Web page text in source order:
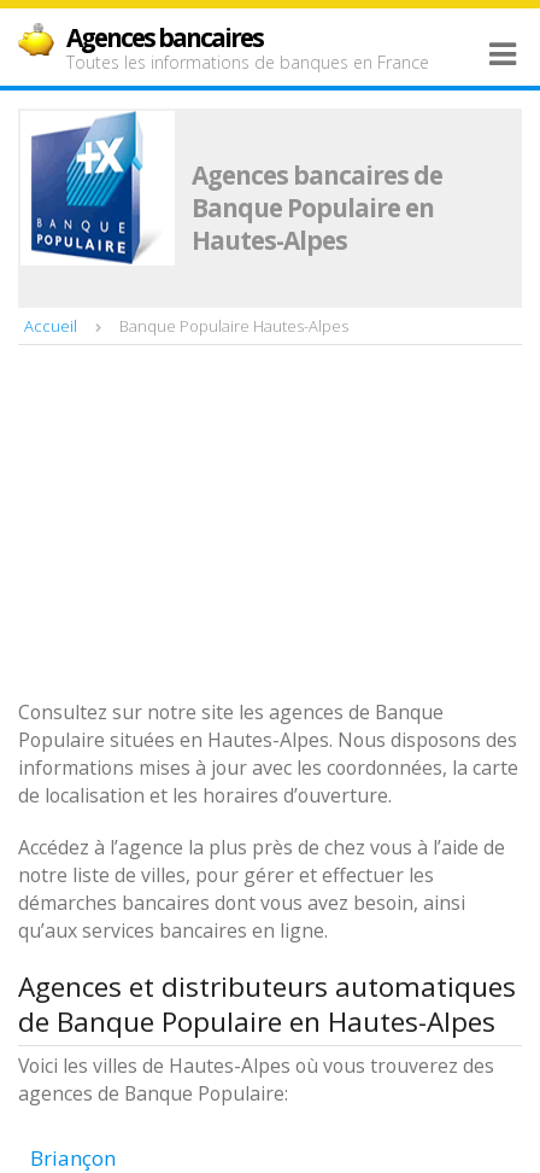
Agences bancaires
Toutes les informations de banques en France
Agences bancaires de
Banque Populaire en
Hautes-Alpes
Accueil Banque Populaire Hautes-Alpes
Consultez sur notre site les agences de Banque
Populaire situées en Hautes-Alpes. Nous disposons des
informations mises à jour avec les coordonnées, la carte
de localisation et les horaires d’ouverture.
Accédez à l’agence la plus près de chez vous à l’aide de
notre liste de villes, pour gérer et effectuer les
démarches bancaires dont vous avez besoin, ainsi
qu’aux services bancaires en ligne.
Agences et distributeurs automatiques
de Banque Populaire en Hautes-Alpes
Voici les villes de Hautes-Alpes où vous trouverez des
agences de Banque Populaire:
Briançon